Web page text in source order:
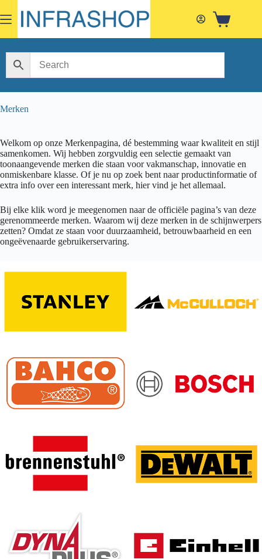
to
content
Shopping
Merken
Welkom op onze Merkenpagina, dé bestemming waar kwaliteit en stijl
samenkomen. Wij hebben zorgvuldig een selectie gemaakt van
toonaangevende merken die staan voor vakmanschap, innovatie en
onmiskenbare klasse. Of je nu op zoek bent naar productinformatie of
extra info over een interessant merk, hier vind je het allemaal.
Bij elke klik word je meegenomen naar de officiële pagina’s van deze
gerenommeerde merken. Waarom wij deze merken in de schijnwerpers
zetten? Omdat ze staan voor duurzaamheid, betrouwbaarheid en een
ongeëvenaarde gebruikerservaring.